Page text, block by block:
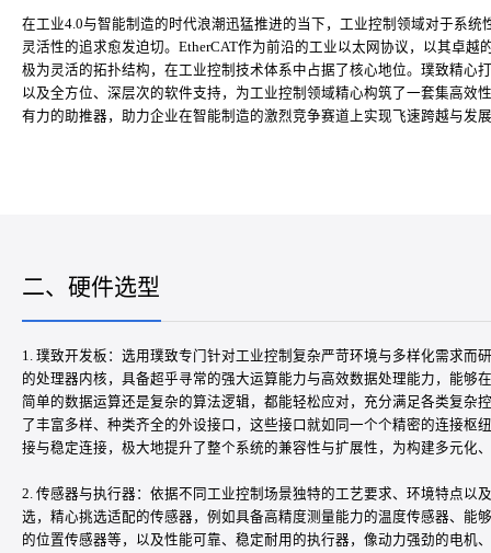
在工业4.0与智能制造的时代浪潮迅猛推进的当下，工业控制领域对于系
灵活性的追求愈发迫切。EtherCAT作为前沿的工业以太网协议，以其卓
极为灵活的拓扑结构，在工业控制技术体系中占据了核心地位。璞致精心
以及全方位、深层次的软件支持，为工业控制领域精心构筑了一套集高效
有力的助推器，助力企业在智能制造的激烈竞争赛道上实现飞速跨越与发
二、硬件选型
1. 璞致开发板：选用璞致专门针对工业控制复杂严苛环境与多样化需求而
的处理器内核，具备超乎寻常的强大运算能力与高效数据处理能力，能够
简单的数据运算还是复杂的算法逻辑，都能轻松应对，充分满足各类复杂
了丰富多样、种类齐全的外设接口，这些接口就如同一个个精密的连接
接与稳定连接，极大地提升了整个系统的兼容性与扩展性，为构建多元化
2. 传感器与执行器：依据不同工业控制场景独特的工艺要求、环境特点以
选，精心挑选适配的传感器，例如具备高精度测量能力的温度传感器、能
的位置传感器等，以及性能可靠、稳定耐用的执行器，像动力强劲的电机